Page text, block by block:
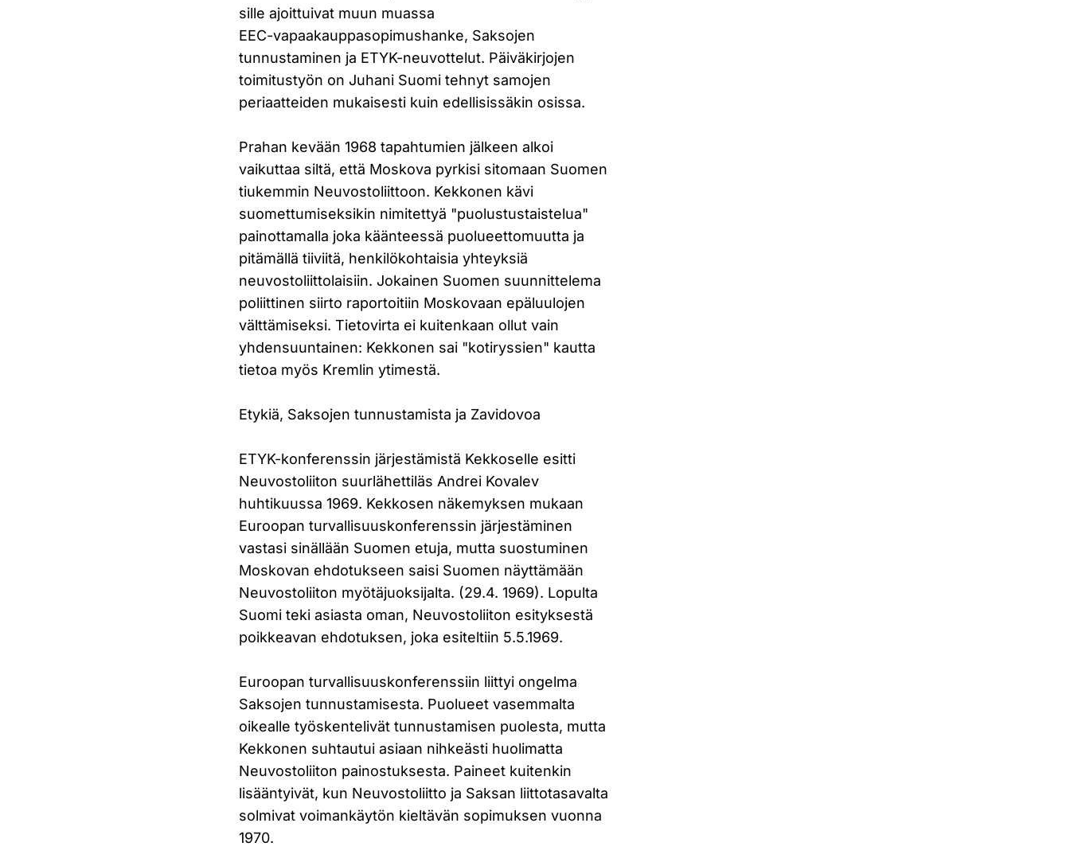
sille ajoittuivat muun muassa
EEC-vapaakauppasopimushanke, Saksojen
tunnustaminen ja ETYK-neuvottelut. Päiväkirjojen
toimitustyön on Juhani Suomi tehnyt samojen
periaatteiden mukaisesti kuin edellisissäkin osissa.
Prahan kevään 1968 tapahtumien jälkeen alkoi
vaikuttaa siltä, että Moskova pyrkisi sitomaan Suomen
tiukemmin Neuvostoliittoon. Kekkonen kävi
suomettumiseksikin nimitettyä "puolustustaistelua"
painottamalla joka käänteessä puolueettomuutta ja
pitämällä tiiviitä, henkilökohtaisia yhteyksiä
neuvostoliittolaisiin. Jokainen Suomen suunnittelema
poliittinen siirto raportoitiin Moskovaan epäluulojen
välttämiseksi. Tietovirta ei kuitenkaan ollut vain
yhdensuuntainen: Kekkonen sai "kotiryssien" kautta
tietoa myös Kremlin ytimestä.
Etykiä, Saksojen tunnustamista ja Zavidovoa
ETYK-konferenssin järjestämistä Kekkoselle esitti
Neuvostoliiton suurlähettiläs Andrei Kovalev
huhtikuussa 1969. Kekkosen näkemyksen mukaan
Euroopan turvallisuuskonferenssin järjestäminen
vastasi sinällään Suomen etuja, mutta suostuminen
Moskovan ehdotukseen saisi Suomen näyttämään
Neuvostoliiton myötäjuoksijalta. (29.4. 1969). Lopulta
Suomi teki asiasta oman, Neuvostoliiton esityksestä
poikkeavan ehdotuksen, joka esiteltiin 5.5.1969.
Euroopan turvallisuuskonferenssiin liittyi ongelma
Saksojen tunnustamisesta. Puolueet vasemmalta
oikealle työskentelivät tunnustamisen puolesta, mutta
Kekkonen suhtautui asiaan nihkeästi huolimatta
Neuvostoliiton painostuksesta. Paineet kuitenkin
lisääntyivät, kun Neuvostoliitto ja Saksan liittotasavalta
solmivat voimankäytön kieltävän sopimuksen vuonna
1970.